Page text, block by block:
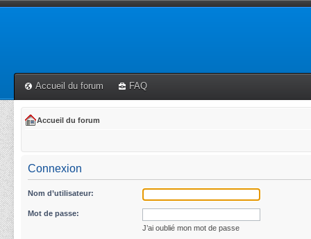
Accueil du forum FAQ
Accueil du forum
Connexion
Nom d’utilisateur:
Mot de passe:
J’ai oublié mon mot de passe